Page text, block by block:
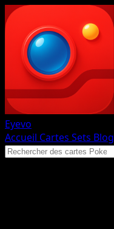
Eyevo
Accueil Cartes Sets Blog